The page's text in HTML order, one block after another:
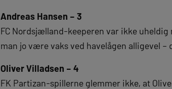
Andreas Hansen – 3
FC Nordsjælland-keeperen var ikke
man jo være vaks ved havelågen alligevel –
Oliver Villadsen – 4
FK Partizan-spillerne glemmer ikke, at